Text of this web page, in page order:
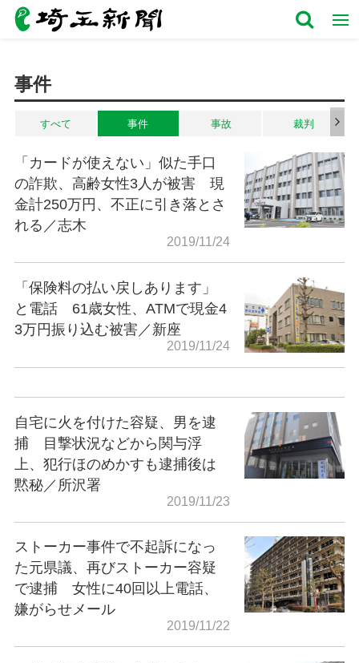
事件
すべて 事件 事故 裁判
「カードが使えない」似た手口
の詐欺、高齢女性3人が被害 現
金計250万円、不正に引き落とさ
れる／志木
2019/11/24
「保険料の払い戻しあります」
と電話 61歳女性、ATMで現金4
3万円振り込む被害／新座
2019/11/24
自宅に火を付けた容疑、男を逮
捕 目撃状況などから関与浮
上、犯行ほのめかすも逮捕後は
黙秘／所沢署
2019/11/23
ストーカー事件で不起訴になっ
た元県議、再びストーカー容疑
で逮捕 女性に40回以上電話、
嫌がらせメール
2019/11/22